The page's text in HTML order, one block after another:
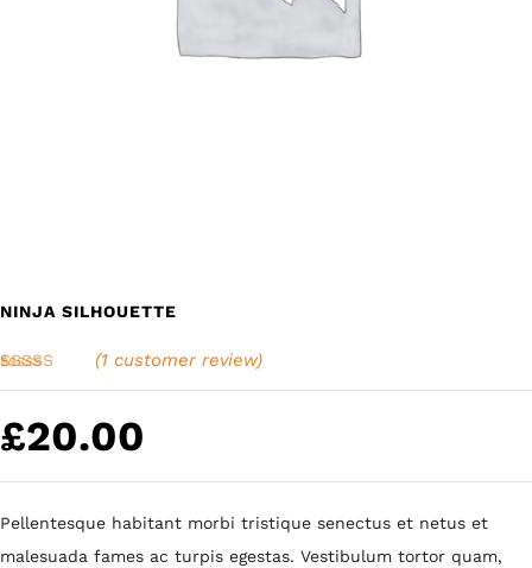
NINJA SILHOUETTE
Rated5.00
based on
1
customer
rating
(1customer review)
£20.00
Pellentesque habitant morbi tristique senectus et netus et
malesuada fames ac turpis egestas. Vestibulum tortor quam,